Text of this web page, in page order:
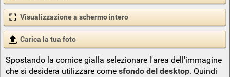
Visualizzazione a schermo intero
Carica la tua foto
Spostando la cornice gialla selezionare l'area dell'immagine
che si desidera utilizzare come sfondo del desktop. Quindi